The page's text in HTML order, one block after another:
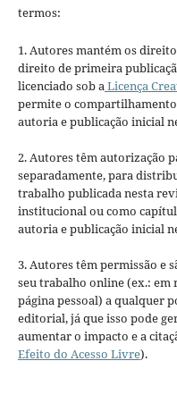
termos:
1. Autores mantém os
direito de primeira
licenciado sob aLicença
permite o
autoria e publicação inicial
2. Autores têm autorização
separadamente, para
trabalho publicada nesta
institucional ou como
autoria e publicação inicial
3. Autores têm permissão e
seu trabalho online (ex.:
página pessoal) a qualquer
editorial, já que isso pode
aumentar o impacto e a
Efeito do Acesso Livre).